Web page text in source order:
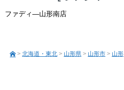
ファディ―山形南店
> 北海道・東北 > 山形県 > 山形市 > 山形